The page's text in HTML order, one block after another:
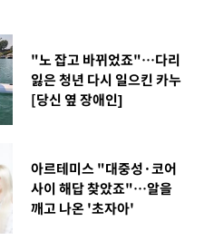
"노 잡고 바뀌었죠"…다리
잃은 청년 다시 일으킨 카누
[당신 옆 장애인]
아르테미스 "대중성·코어
사이 해답 찾았죠"…알을
깨고 나온 '초자아'